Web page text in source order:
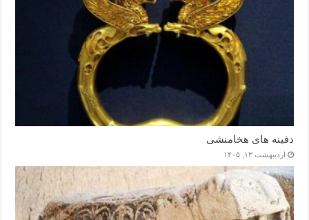
دفینه های هخامنشی
اردیبهشت ۱۳, ۱۴۰۵